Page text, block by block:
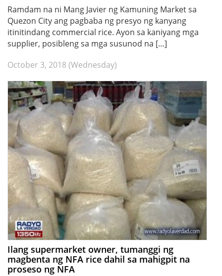
Ramdam na ni Mang Javier ng Kamuning Market sa
Quezon City ang pagbaba ng presyo ng kanyang
itinitindang commercial rice. Ayon sa kaniyang mga
supplier, posibleng sa mga susunod na […]
October 3, 2018 (Wednesday)
Ilang supermarket owner, tumanggi ng
magbenta ng NFA rice dahil sa mahigpit na
proseso ng NFA